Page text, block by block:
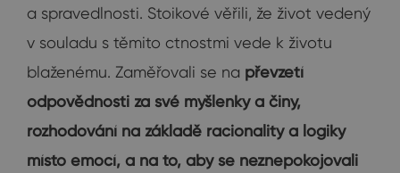
a spravedlnosti. Stoikové věřili, že život vedený
v souladu s těmito ctnostmi vede k životu
blaženému. Zaměřovali se na převzetí
odpovědnosti za své myšlenky a činy,
rozhodování na základě racionality a logiky
místo emocí, a na to, aby se neznepokojovali